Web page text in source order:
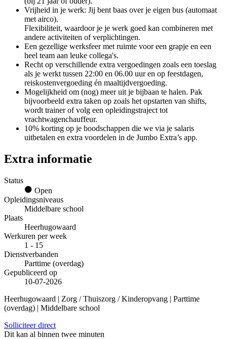
Vrijheid in je werk: Jij bent baas over je eigen bus (automaat
met airco).
Flexibiliteit, waardoor je je werk goed kan combineren met
andere activiteiten of verplichtingen.
Een gezellige werksfeer met ruimte voor een grapje en een
heel team aan leuke collega's.
Recht op verschillende extra vergoedingen zoals een toeslag
als je werkt tussen 22:00 en 06.00 uur en op feestdagen,
reiskostenvergoeding én maaltijdvergoeding.
Mogelijkheid om (nog) meer uit je bijbaan te halen. Pak
bijvoorbeeld extra taken op zoals het opstarten van shifts,
wordt trainer of volg een opleidingstraject tot
vrachtwagenchauffeur.
10% korting op je boodschappen die we via je salaris
uitbetalen en extra voordelen in de Jumbo Extra’s app.
Extra informatie
Status
Open
Opleidingsniveaus
Middelbare school
Plaats
Heerhugowaard
Werkuren per week
1 - 15
Dienstverbanden
Parttime (overdag)
Gepubliceerd op
10-07-2026
Heerhugowaard | Zorg / Thuiszorg / Kinderopvang | Parttime
(overdag) | Middelbare school
Solliciteer direct
Dit kan al binnen twee minuten